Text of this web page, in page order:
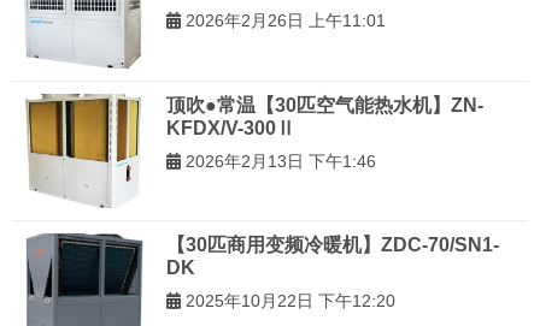
2026年2月26日 上午11:01
顶吹●常温【30匹空气能热水机】ZN-
KFDX/V-300Ⅱ
2026年2月13日 下午1:46
【30匹商用变频冷暖机】ZDC-70/SN1-
DK
2025年10月22日 下午12:20